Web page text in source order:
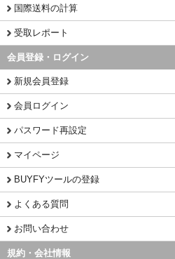
国際送料の計算
受取レポート
会員登録・ログイン
新規会員登録
会員ログイン
パスワード再設定
マイページ
BUYFYツールの登録
よくある質問
お問い合わせ
規約・会社情報